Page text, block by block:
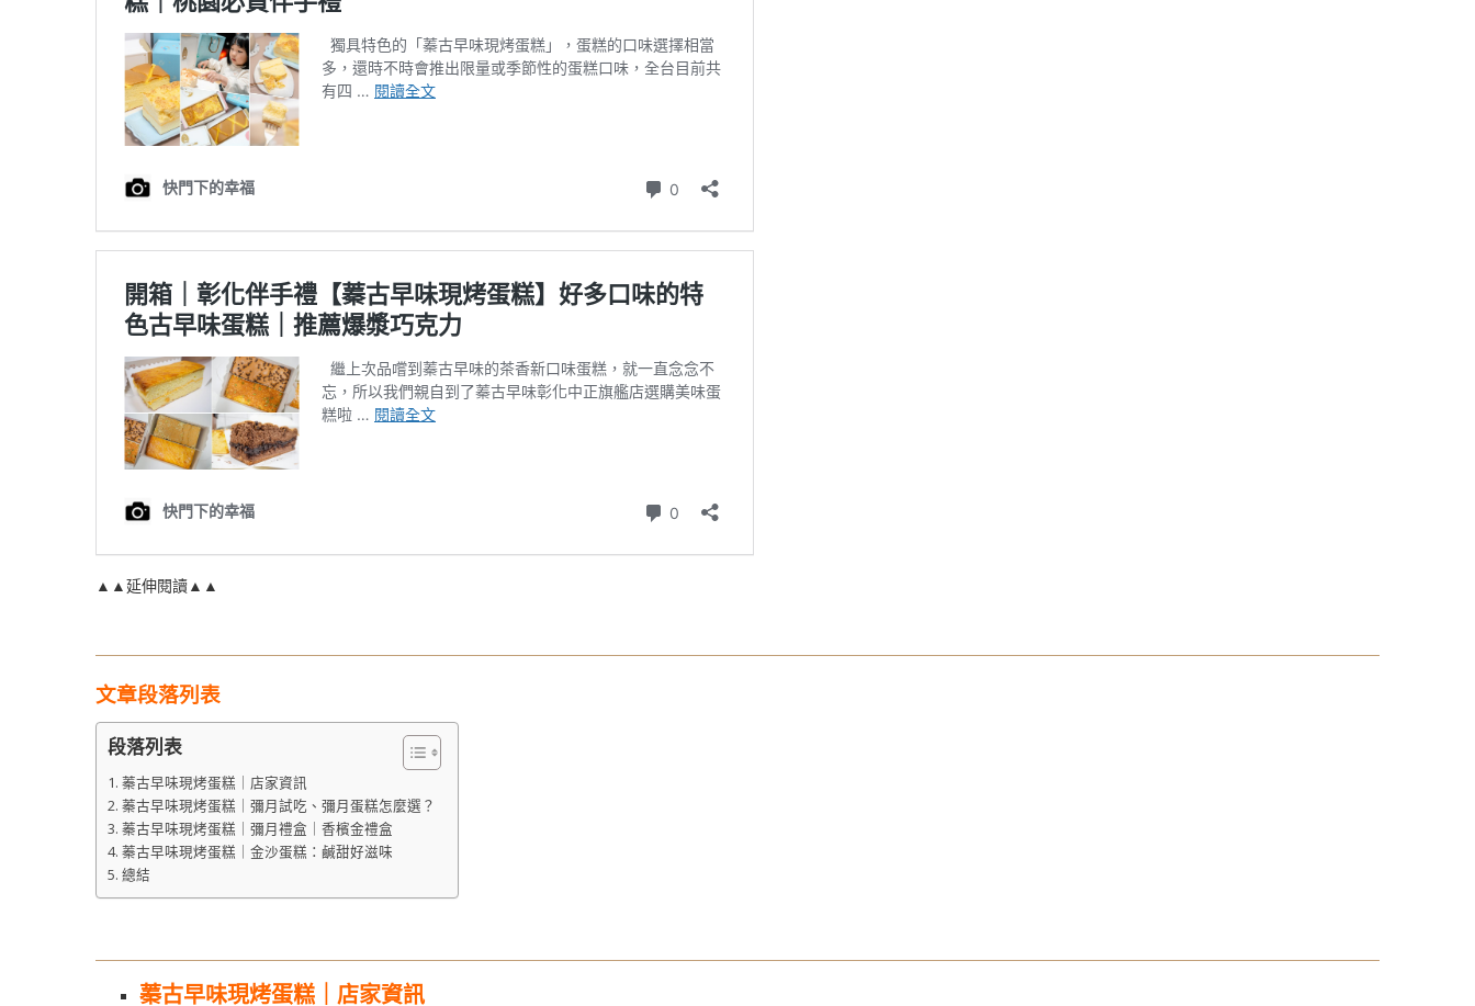
▲▲延伸閱讀▲▲
文章段落列表
段落列表
蓁古早味現烤蛋糕｜店家資訊
蓁古早味現烤蛋糕｜彌月試吃、彌月蛋糕怎麼選？
蓁古早味現烤蛋糕｜彌月禮盒｜香檳金禮盒
蓁古早味現烤蛋糕｜金沙蛋糕：鹹甜好滋味
總結
蓁古早味現烤蛋糕｜店家資訊